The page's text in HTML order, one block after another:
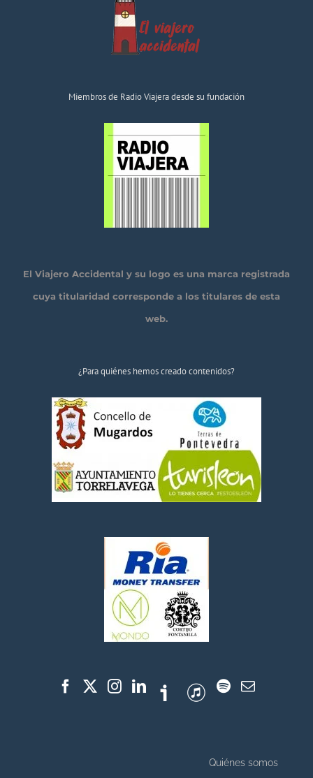
Miembros de Radio Viajera desde su fundación
El Viajero Accidental y su logo es una marca registrada
cuya titularidad corresponde a los titulares de esta
web.
¿Para quiénes hemos creado contenidos?
Quiénes somos